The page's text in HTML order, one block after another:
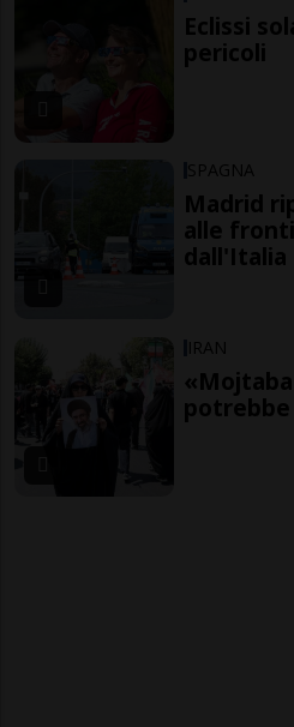
Eclissi
pericoli
SPAGNA
Madrid
alle
dall'Italia
IRAN